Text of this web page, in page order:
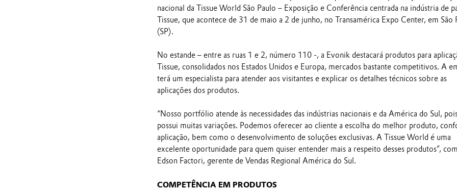
nacional da Tissue World São Paulo – Exposição e Conferência centrada na indústria de
Tissue, que acontece de 31 de maio a 2 de junho, no Transamérica Expo Center, em São
(SP).
No estande – entre as ruas 1 e 2, número 110 -, a Evonik destacará produtos para
Tissue, consolidados nos Estados Unidos e Europa, mercados bastante competitivos. A
terá um especialista para atender aos visitantes e explicar os detalhes técnicos sobre as
aplicações dos produtos.
“Nosso portfólio atende às necessidades das indústrias nacionais e da América do Sul,
possui muitas variações. Podemos oferecer ao cliente a escolha do melhor produto,
aplicação, bem como o desenvolvimento de soluções exclusivas. A Tissue World é uma
excelente oportunidade para quem quiser entender mais a respeito desses produtos”,
Edson Factori, gerente de Vendas Regional América do Sul.
COMPETÊNCIA EM PRODUTOS